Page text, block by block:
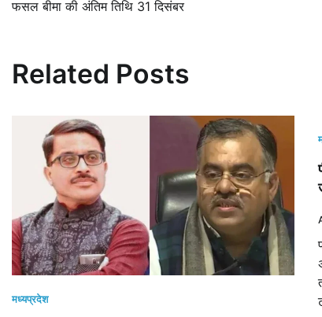
navigation
फसल बीमा की अंतिम तिथि 31 दिसंबर
Related Posts
मध्यप्रदेश